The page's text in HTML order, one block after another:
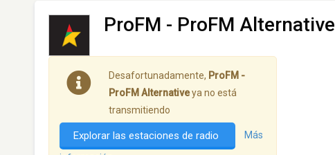
ProFM - ProFM Alternative
Desafortunadamente, ProFM -
ProFM Alternativeya no está
transmitiendo
Explorar las estaciones de radio Más